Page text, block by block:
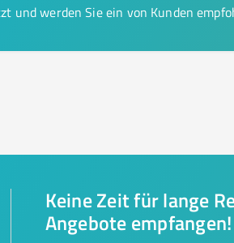
und werden Sie ein von Kunden
Keine Zeit für lange
Angebote empfangen!